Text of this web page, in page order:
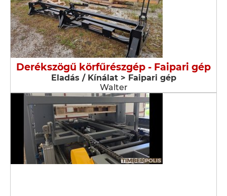
Derékszögű körfűrészgép - Faipari gép
Eladás / Kínálat > Faipari gép
Walter